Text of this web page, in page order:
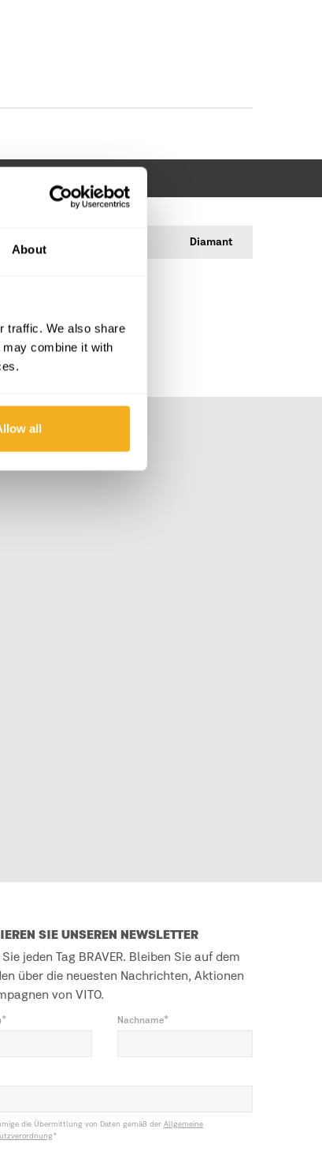
About
traffic. We also share
combine it with
all
Diamant
SIE UNSEREN NEWSLETTER
jeden Tag BRAVER. Bleiben Sie auf dem
über die neuesten Nachrichten, Aktionen
von VITO.
Nachname*
die Übermittlung von Daten gemäß der Allgemeine
*